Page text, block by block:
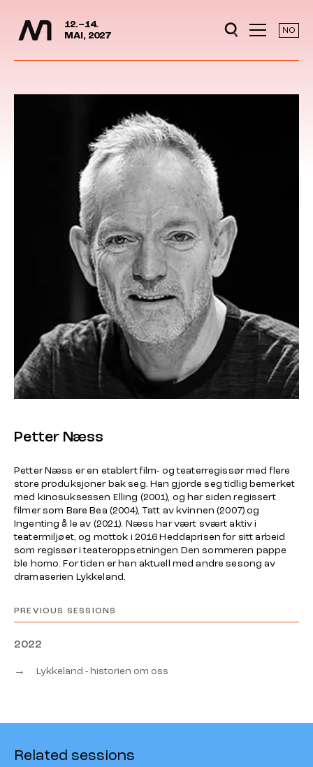
Jump to content
12.–14.
MAI, 2027
NO
Petter Næss
Petter Næss er en etablert film- og teaterregissør med flere
store produksjoner bak seg. Han gjorde seg tidlig bemerket
med kinosuksessen Elling (2001), og har siden regissert
filmer som Bare Bea (2004), Tatt av kvinnen(2007) og
Ingenting å le av (2021). Næss har vært svært aktiv i
teatermiljøet, og mottok i 2016 Heddaprisen for sitt arbeid
som regissør i teateroppsetningen Den sommeren pappe
ble homo. For tiden er han aktuell med andre sesong av
dramaserien Lykkeland.
PREVIOUS SESSIONS
2022
→ Lykkeland - historien om oss
Related sessions